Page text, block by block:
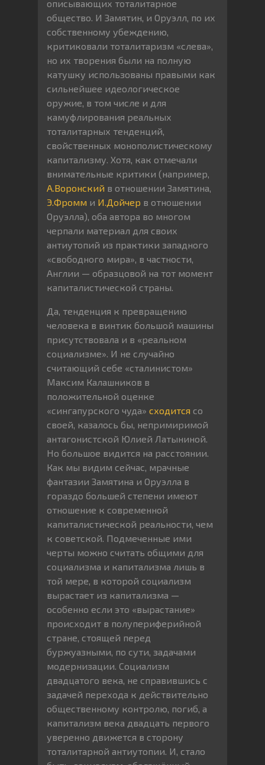
описывающих тоталитарное
общество. И Замятин, и Оруэлл, по их
собственному убеждению,
критиковали тоталитаризм «слева»,
но их творения были на полную
катушку использованы правыми как
сильнейшее идеологическое
оружие, в том числе и для
камуфлирования реальных
тоталитарных тенденций,
свойственных монополистическому
капитализму. Хотя, как отмечали
внимательные критики (например,
А.Воронский в отношении Замятина,
Э.Фромм и И.Дойчер в отношении
Оруэлла), оба автора во многом
черпали материал для своих
антиутопий из практики западного
«свободного мира», в частности,
Англии — образцовой на тот момент
капиталистической страны.
Да, тенденция к превращению
человека в винтик большой машины
присутствовала и в «реальном
социализме». И не случайно
считающий себе «сталинистом»
Максим Калашников в
положительной оценке
«сингапурского чуда» сходится со
своей, казалось бы, непримиримой
антагонистской Юлией Латыниной.
Но большое видится на расстоянии.
Как мы видим сейчас, мрачные
фантазии Замятина и Оруэлла в
гораздо большей степени имеют
отношение к современной
капиталистической реальности, чем
к советской. Подмеченные ими
черты можно считать общими для
социализма и капитализма лишь в
той мере, в которой социализм
вырастает из капитализма —
особенно если это «вырастание»
происходит в полупериферийной
стране, стоящей перед
буржуазными, по сути, задачами
модернизации. Социализм
двадцатого века, не справившись с
задачей перехода к действительно
общественному контролю, погиб, а
капитализм века двадцать первого
уверенно движется в сторону
тоталитарной антиутопии. И, стало